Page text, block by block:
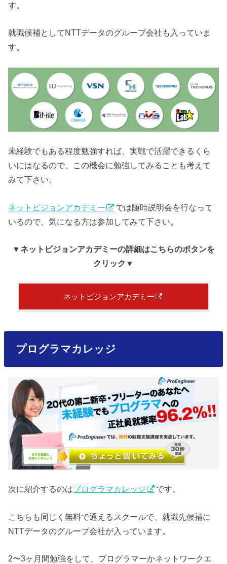
す。
就職候補としてNTTデータのグループ会社も入っていま
す。
未経験でもある程度勉強すれば、実戦で活躍できるくら
いにはなるので、この機会に勉強してみることも考えて
みて下さい。
ネットビジョンアカデミー
では随時説明会を行なって
いるので、気になる方は参加してみて下さい。
▼ネットビジョンアカデミーの詳細はこちらのボタンを
クリック ▼
ネットビジョンアカデミー
プログラマカレッジ
次に紹介するのはプログラマカレッジ です。
こちらも同じく無料で通えるスクールで、就職先候補に
NTTデータのグループ会社が入っています。
2〜3ヶ月間勉強をして、プログラマーかネットワークエ